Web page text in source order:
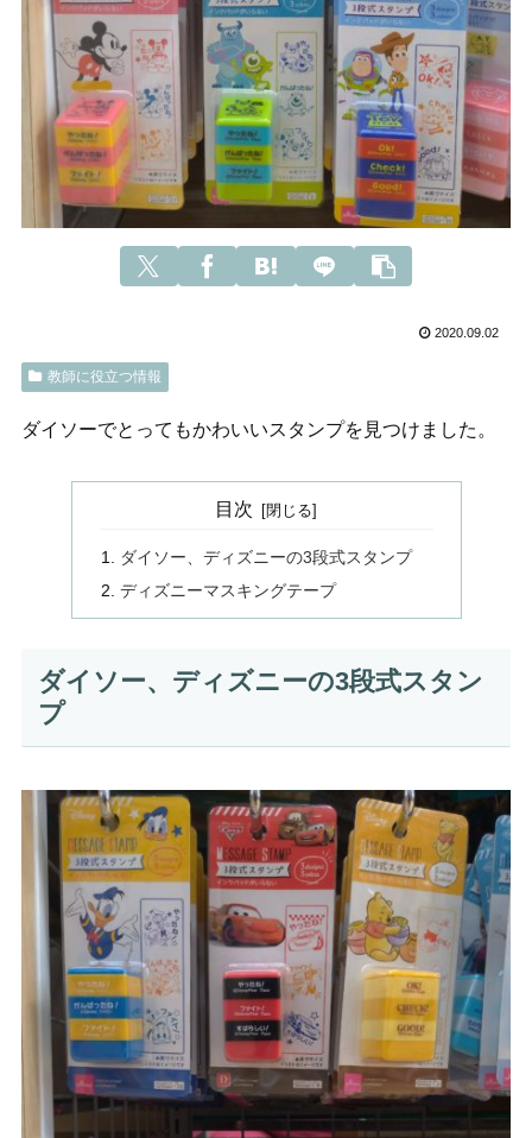
2020.09.02
教師に役立つ情報
ダイソーでとってもかわいいスタンプを見つけました。
目次
ダイソー、ディズニーの3段式スタンプ
ディズニーマスキングテープ
ダイソー、ディズニーの3段式スタン
プ